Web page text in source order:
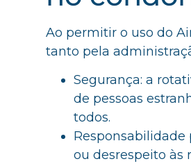
Ao permitir o uso do
tanto pela
Segurança: a
de pessoas
todos.
Responsabilidade
ou desrespeito às